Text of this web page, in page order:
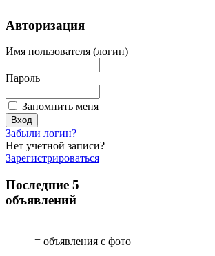
Авторизация
Имя пользователя (логин)
Пароль
Запомнить меня
Забыли логин?
Нет учетной записи?
Зарегистрироваться
Последние 5
объявлений
= объявления с фото